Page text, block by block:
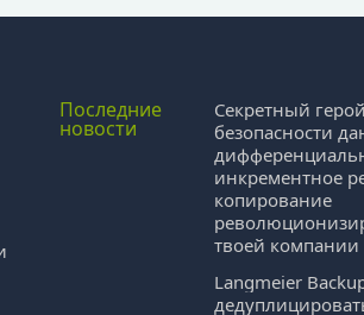
Последние
новости
Секретный герой
безопасности
инкрементное
копирование
твоей компании
Langmeier